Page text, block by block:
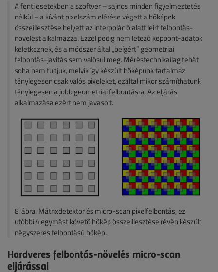
A fenti esetekben a szoftver – sajnos minden figyelmeztetés
nélkül – a kívánt pixelszám elérése végett a hőképek
összeillesztése helyett az interpoláció alatt leírt felbontás-
növelést alkalmazza. Ezzel pedig nem létező képpont-adatok
keletkeznek, és a módszer által „beígért” geometriai
felbontás-javítás sem valósul meg. Méréstechnikailag tehát
soha nem tudjuk, melyik így készült hőképünk tartalmaz
ténylegesen csak valós pixeleket, ezáltal mikor számíthatunk
ténylegesen a jobb geometriai felbontásra. Az eljárás
alkalmazása ezért nem javasolt.
8. ábra: Mátrixdetektor és micro-scan pixelfelbontás, ez
utóbbi 4 egymást követő hőkép összeillesztése révén készült
négyszeres felbontású hőkép.
Hardveres felbontás-növelés micro-scan
eljárással